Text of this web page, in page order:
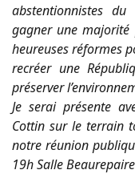
abstentionnistes
gagner une
heureuses réformes
recréer une
préserver
Je serai présente
Cottin sur le terrain
notre réunion
19h Salle